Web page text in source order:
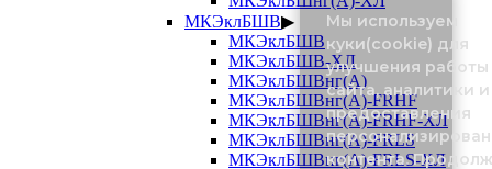
МКЭклБШВ▶
МКЭклБШВ
МКЭклБШВ-ХЛ
МКЭклБШВнг(А)
МКЭклБШВнг(А)-FRHF
МКЭклБШВнг(А)-FRHF-ХЛ
МКЭклБШВнг(А)-FRLS
МКЭклБШВнг(А)-FRLS-ХЛ
Мы используем
куки(cookie) для
улучшения работы
сайта, аналитики и
предоставления
контента.